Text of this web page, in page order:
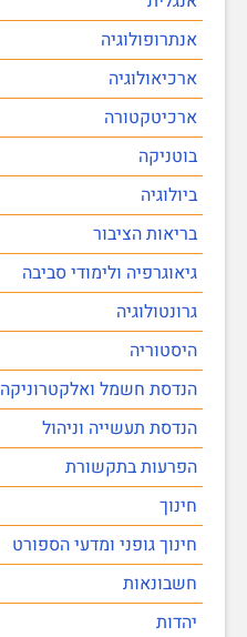
אנתרופולוגיה
ארכיאולוגיה
ארכיטקטורה
בוטניקה
ביולוגיה
בריאות הציבור
גיאוגרפיה ולימודי סביבה
גרונטולוגיה
היסטוריה
הנדסת חשמל ואלקטרוניקה
הנדסת תעשייה וניהול
הפרעות בתקשורת
חינוך
חינוך גופני ומדעי הספורט
חשבונאות
יהדות